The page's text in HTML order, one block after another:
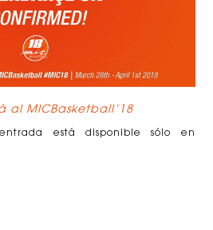
al MICBasketball’18
está disponible sólo en